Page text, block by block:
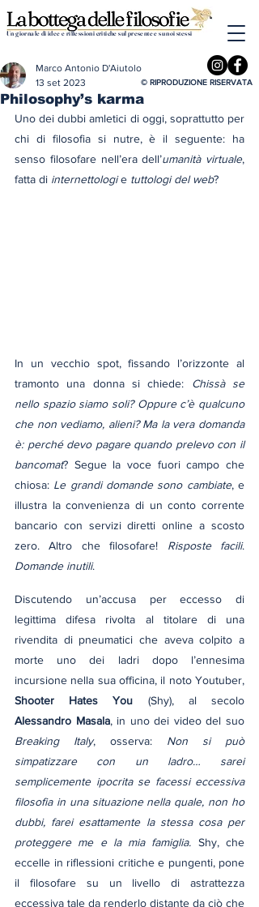
Un giornale di idee e riflessioni critiche sul presente e su noi stessi
Philosophy’s karma
Marco Antonio D'Aiutolo
13 set 2023
Uno dei dubbi amletici di oggi, soprattutto per
chi di filosofia si nutre, è il seguente: ha
senso filosofare nell’era dell’umanità virtuale,
fatta di internettologi e tuttologi del web?
In un vecchio spot, fissando l’orizzonte al
tramonto una donna si chiede: Chissà se
nello spazio siamo soli? Oppure c’è qualcuno
che non vediamo, alieni? Ma la vera domanda
è: perché devo pagare quando prelevo con il
bancomat? Segue la voce fuori campo che
chiosa: Le grandi domande sono cambiate, e
illustra la convenienza di un conto corrente
bancario con servizi diretti online a scosto
zero. Altro che filosofare! Risposte facili
Domande inutili.
Discutendo un’accusa per eccesso di
legittima difesa rivolta al titolare di una
rivendita di pneumatici che aveva colpito a
morte uno dei ladri dopo l’ennesima
Shooter Hates You
Alessandro Masala
Breaking Italy, osserva: Non si può
simpatizzare con un ladro… sarei
semplicemente ipocrita se facessi eccessiva
filosofia in una situazione nella quale, non ho
dubbi, farei esattamente la stessa cosa per
proteggere me e la mia famiglia. Shy, che
eccelle in riflessioni critiche e pungenti, pone
il filosofare su un livello di astrattezza
eccessiva tale da renderlo distante da ciò che
© RIPRODUZIONE RISERVATA